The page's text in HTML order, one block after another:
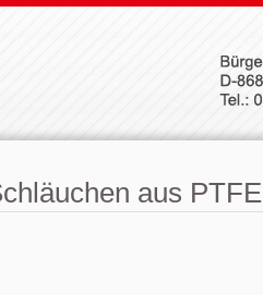
aus PTFE